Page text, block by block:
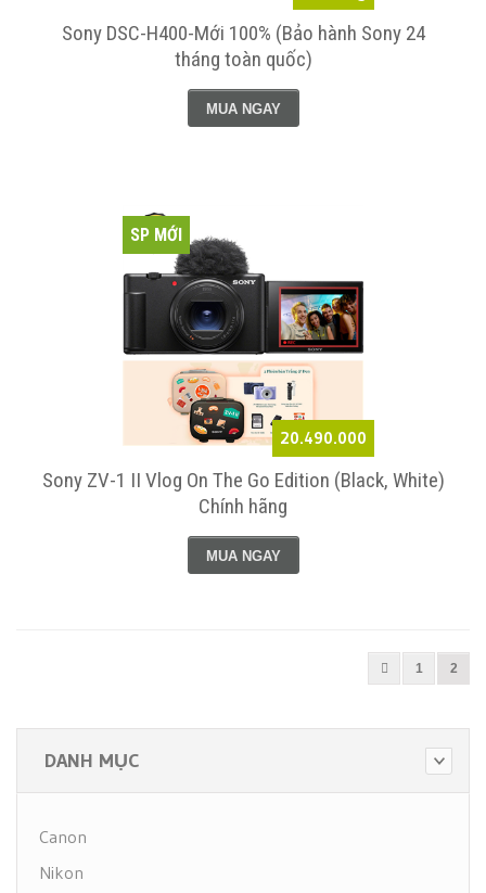
Sony DSC-H400-Mới 100% (Bảo hành Sony 24
tháng toàn quốc)
MUA NGAY
20.490.000
SP MỚI
Sony ZV-1 II Vlog On The Go Edition (Black, White)
Chính hãng
MUA NGAY
1 2
DANH MỤC
Canon
Nikon